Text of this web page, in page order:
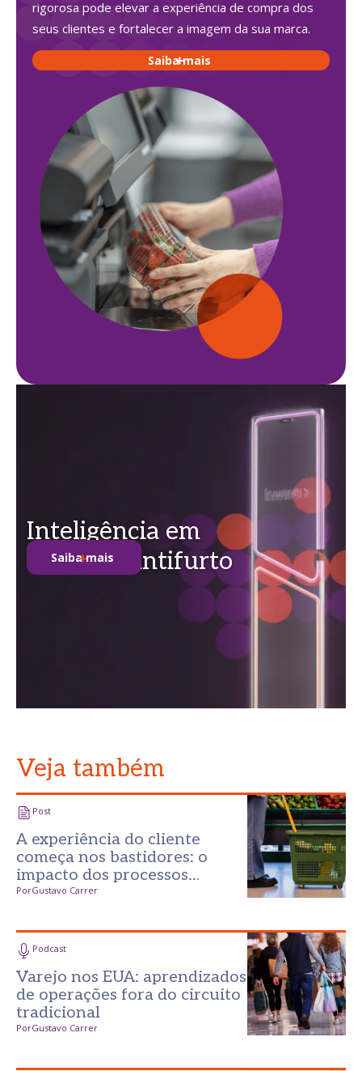
rigorosa pode elevar a experiência de compra dos
seus clientes e fortalecer a imagem da sua marca.
Saiba mais
Inteligência em
soluções antifurto
Saiba mais
Veja também
Post
A experiência do cliente
começa nos bastidores: o
impacto dos processos
invisíveis no varejo
PorGustavo Carrer
Podcast
Varejo nos EUA: aprendizados
de operações fora do circuito
tradicional
PorGustavo Carrer